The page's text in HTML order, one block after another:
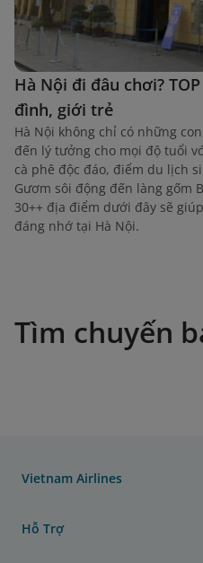
Hà Nội đi đâu chơi?
đình, giới trẻ
Hà Nội không chỉ có những
đến lý tưởng cho mọi độ tuổi
cà phê độc đáo, điểm du lịch
Gươm sôi động đến làng gốm
30++ địa điểm dưới đây sẽ
đáng nhớ tại Hà Nội.
Tìm chuyến
Vietnam Airlines
Hỗ Trợ